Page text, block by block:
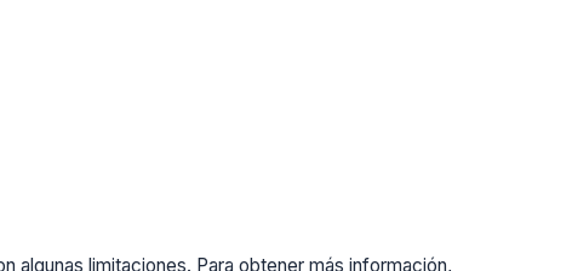
limitaciones. Para obtener más información,